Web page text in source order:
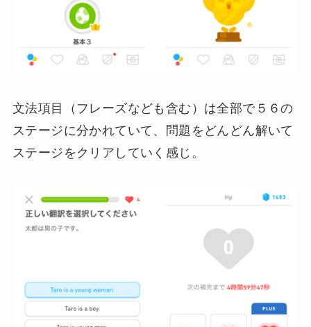
文法項目（フレーズなども含む）は全部で５６の
ステージに分かれていて、問題をどんどん解いて
ステージをクリアしていく感じ。